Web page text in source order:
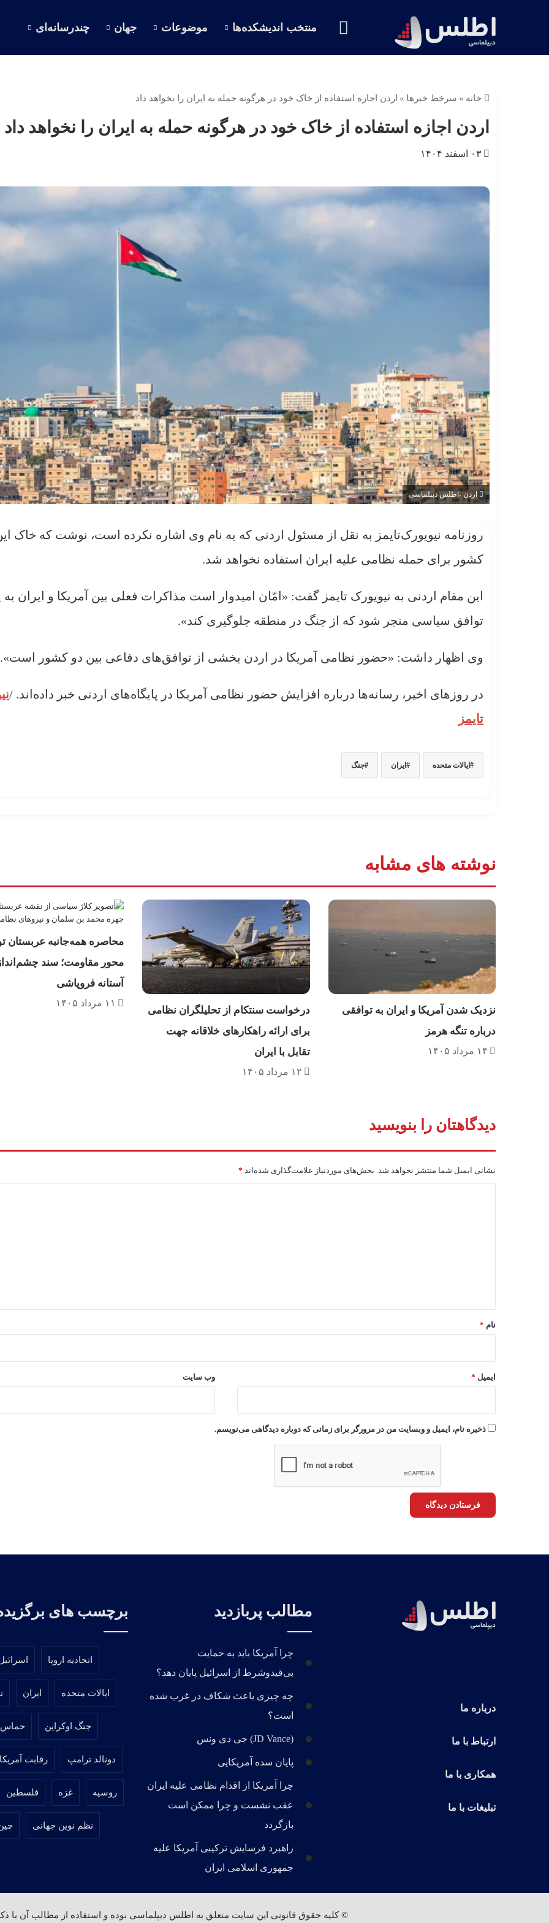
منتخب اندیشکده‌ها موضوعات جهان چندرسانه‌ای
خانه » سرخط خبرها » اردن اجازه استفاده از خاک‌ خود در هرگونه حمله به ایران را نخواهد داد
اردن اجازه استفاده از خاک‌ خود در هرگونه حمله به ایران را نخواهد داد
۰۳ اسفند ۱۴۰۴
اردن -اطلس دیپلماسی
روزنامه نیویورک‌تایمز به نقل از مسئول اردنی که به نام وی اشاره نکرده است، نوشت که خاک
کشور برای حمله نظامی علیه ایران استفاده نخواهد شد.
این مقام اردنی به نیویورک تایمز گفت: «امّان امیدوار است مذاکرات فعلی بین آمریکا و ایران
توافق سیاسی منجر شود که از جنگ در منطقه جلوگیری کند».
وی اظهار داشت: «حضور نظامی آمریکا در اردن بخشی از توافق‌های دفاعی بین دو کشور است».
در روزهای اخیر، رسانه‌ها درباره افزایش حضور نظامی آمریکا در پایگاه‌های اردنی خبر داده‌اند. /
تایمز
ایالات ‌متحده ایران جنگ
نوشته های مشابه
نزدیک شدن آمریکا و ایران به توافقی
درباره تنگه هرمز
۱۴ مرداد ۱۴۰۵
درخواست سنتکام از تحلیلگران نظامی
برای ارائه راهکارهای خلاقانه جهت
تقابل با ایران
۱۲ مرداد ۱۴۰۵
محاصره همه‌جانبه عربستان
آستانه فروپاشی
۱۱ مرداد ۱۴۰۵
دیدگاهتان را بنویسید
نشانی ایمیل شما منتشر نخواهد شد. بخش‌های موردنیاز علامت‌گذاری شده‌اند *
نام *
ایمیل * وب‌ سایت
ذخیره نام، ایمیل و وبسایت من در مرورگر برای زمانی که دوباره دیدگاهی می‌نویسم.
درباره ما
ارتباط با ما
همکاری با ما
تبلیغات با ما
مطالب پربازدید
چرا آمریکا باید به حمایت
بی‌قیدوشرط از اسرائیل پایان دهد؟
چه چیزی باعث شکاف در غرب شده
است؟
(JD Vance) جی دی ونس
پایان سده آمریکایی
چرا آمریکا از اقدام نظامی علیه ایران
عقب نشست و چرا ممکن است
بازگردد
راهبرد فرسایش ترکیبی آمریکا علیه
جمهوری اسلامی ایران
برچسب های
اتحادیه اروپا
ایالات متحده ایران
جنگ اوکراین حماس
دونالد ترامپ رقابت
روسیه غزه فلسطین
نظم نوین جهانی
© کلیه حقوق قانونی این سایت متعلق به اطلس دیپلماسی بوده و استفاده از مطالب آن با